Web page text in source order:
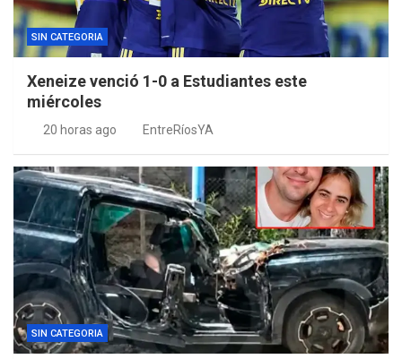
SIN CATEGORIA
Xeneize venció 1-0 a Estudiantes este
miércoles
20 horas ago EntreRíosYA
SIN CATEGORIA